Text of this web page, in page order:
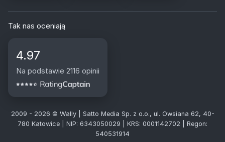
Tak nas oceniają
4.97
Na podstawie 2116 opinii
2009 - 2026 © Wally | Satto Media Sp. z o.o., ul. Owsiana 62, 40-
780 Katowice | NIP: 6343050029 | KRS: 0001142702 | Regon:
540531914